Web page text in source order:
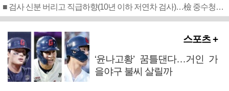
■ 검사 신분 버리고 직급하향(10년 이하 저연차 검사)…檢 중수청행 기피
스포츠 +
‘윤나고황’ 꿈틀댄다…거인 가
을야구 불씨 살릴까